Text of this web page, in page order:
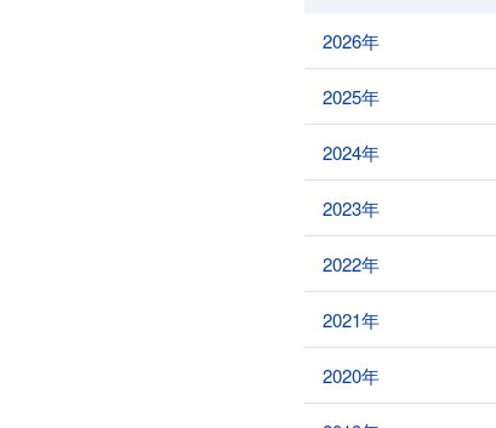
2026年
2025年
2024年
2023年
2022年
2021年
2020年